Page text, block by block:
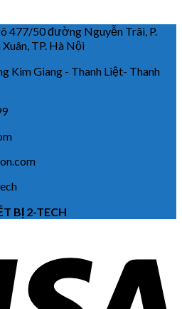
50 đường Nguyễn Trãi, P.
TP. Hà Nội
Giang - Thanh Liệt- Thanh
BỊ 2-TECH